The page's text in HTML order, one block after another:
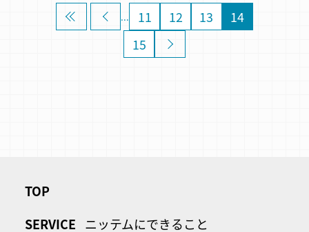
« «
... 11 12 13
14
15
TOP
SERVICE ニッテムにできること